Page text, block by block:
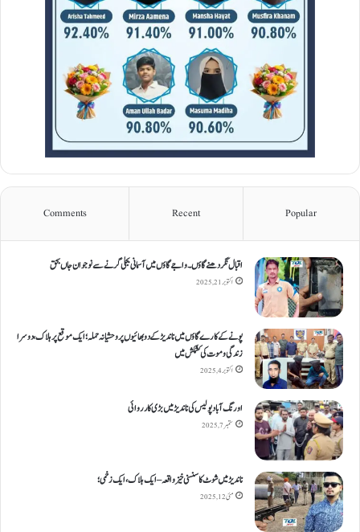
Popular
Recent
Comments
اقبال نگر دھنےگاؤں۔ واجےگاؤں میں آسمانی بجلی گرنے سے نوجوان جاں بحق
اکتوبر 21, 2025
پونے کے کارےگاؤں میں ناندیڑ کے دو بھائیوں پر وحشیانہ حملہ؛ ایک موقع پر ہلاک، دوسرا
زندگی و موت کی کشمکش میں
اکتوبر 4, 2025
اورنگ آباد پولیس کی ناندیڑ میں بڑی کارروائی
ستمبر 7, 2025
ناندیڑ میں شوٹ کا سنسنی خیز واقعہ – ایک ہلاک، ایک زخمی؛
مئی 12, 2025